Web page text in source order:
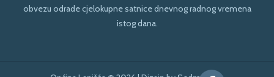
obvezu odrade cjelokupne satnice dnevnog radnog vremena
istog dana.